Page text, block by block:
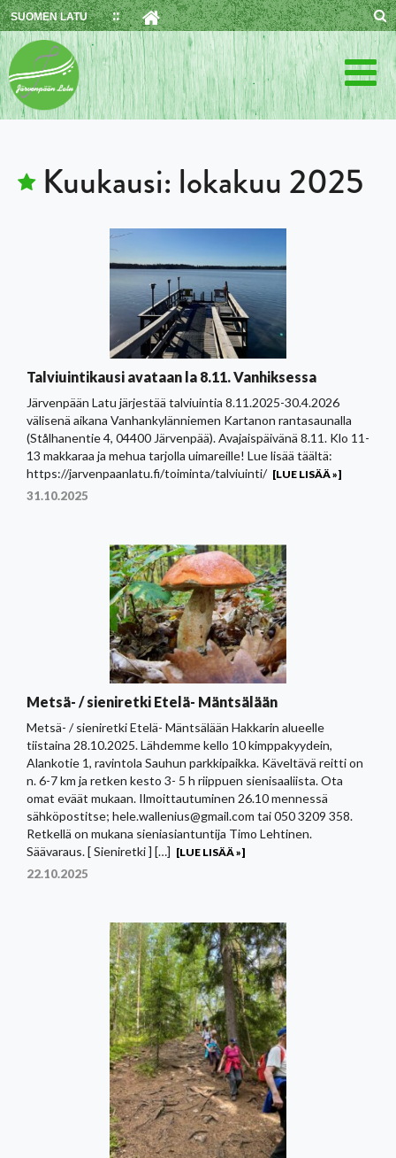
Skip
to
content
SUOMEN LATU
Kuukausi: lokakuu 2025
Talviuintikausi avataan la 8.11. Vanhiksessa
Järvenpään Latu järjestää talviuintia 8.11.2025-30.4.2026
välisenä aikana Vanhankylänniemen Kartanon rantasaunalla
(Stålhanentie 4, 04400 Järvenpää). Avajaispäivänä 8.11. Klo 11-
13 makkaraa ja mehua tarjolla uimareille! Lue lisää täältä:
https://jarvenpaanlatu.fi/toiminta/talviuinti/ [LUE LISÄÄ »]
31.10.2025
Metsä- / sieniretki Etelä- Mäntsälään
Metsä- / sieniretki Etelä- Mäntsälään Hakkarin alueelle
tiistaina 28.10.2025. Lähdemme kello 10 kimppakyydein,
Alankotie 1, ravintola Sauhun parkkipaikka. Käveltävä reitti on
n. 6-7 km ja retken kesto 3- 5 h riippuen sienisaaliista. Ota
omat eväät mukaan. Ilmoittautuminen 26.10 mennessä
sähköpostitse; hele.wallenius@gmail.com tai 050 3209 358.
Retkellä on mukana sieniasiantuntija Timo Lehtinen.
Säävaraus. [ Sieniretki ] […] [LUE LISÄÄ »]
22.10.2025